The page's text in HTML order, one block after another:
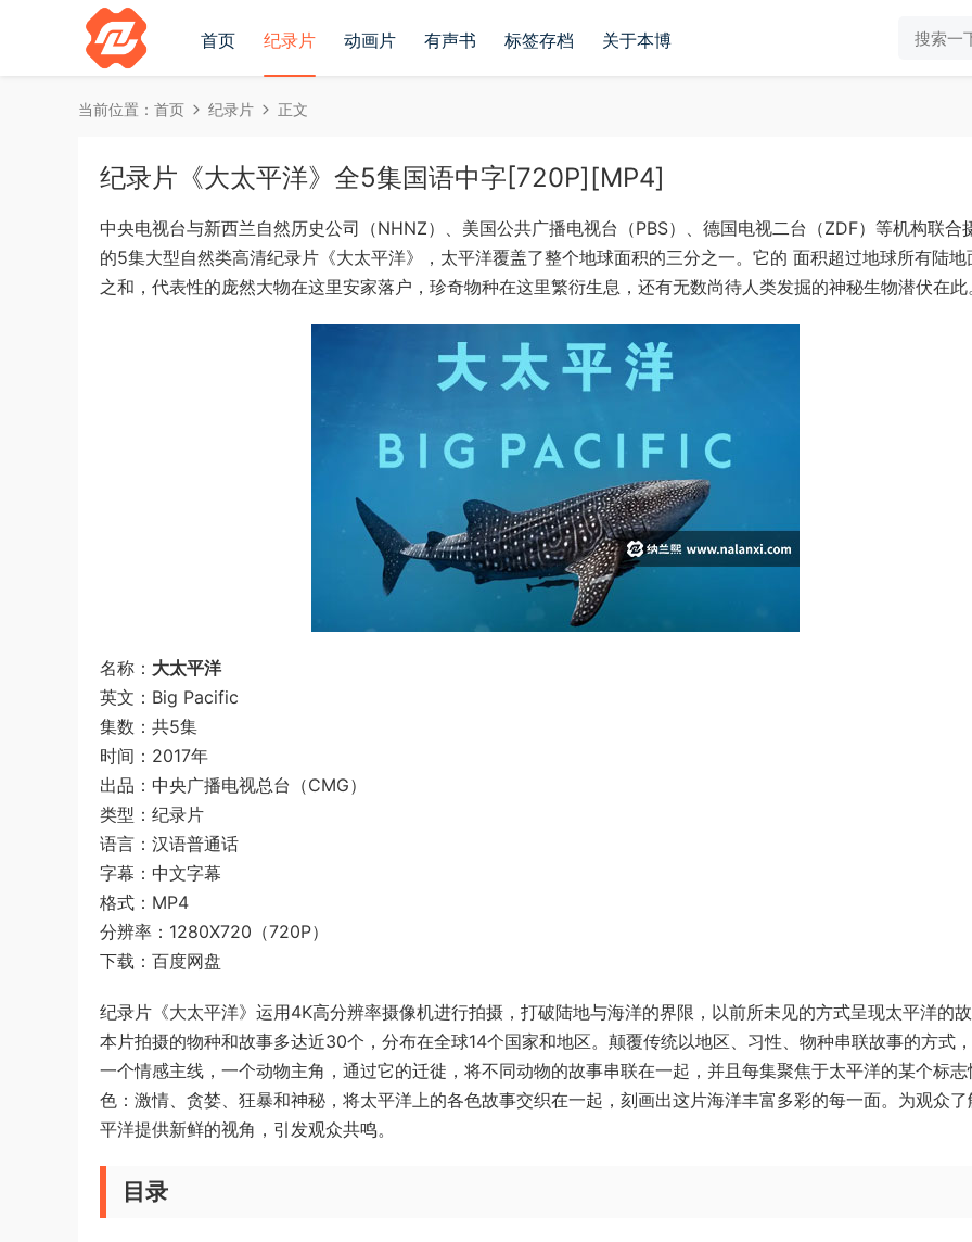
首页 纪录片 动画片 有声书 标签存档 关于本博
当前位置： 首页 纪录片 正文
纪录片《大太平洋》全5集国语中字[720P][MP4]
中央电视台与新西兰自然历史公司（NHNZ）、美国公共广播电视台（PBS）、德国电视二台（ZDF）等机构联合
的5集大型自然类高清纪录片《大太平洋》，太平洋覆盖了整个地球面积的三分之一。它的 面积超过地球所有陆地
之和，代表性的庞然大物在这里安家落户，珍奇物种在这里繁衍生息，还有无数尚待人类发掘的神秘生物潜伏在此
名称： 大太平洋
英文：Big Pacific
集数：共5集
时间：2017年
出品：中央广播电视总台（CMG）
类型：纪录片
语言：汉语普通话
字幕：中文字幕
格式：MP4
分辨率：1280X720（720P）
下载：百度网盘
纪录片《大太平洋》运用4K高分辨率摄像机进行拍摄，打破陆地与海洋的界限，以前所未见的方式呈现太平洋的故
本片拍摄的物种和故事多达近30个，分布在全球14个国家和地区。颠覆传统以地区、习性、物种串联故事的方式
一个情感主线，一个动物主角，通过它的迁徙，将不同动物的故事串联在一起，并且每集聚焦于太平洋的某个标志
色：激情、贪婪、狂暴和神秘，将太平洋上的各色故事交织在一起，刻画出这片海洋丰富多彩的每一面。为观众了
平洋提供新鲜的视角，引发观众共鸣。
目录